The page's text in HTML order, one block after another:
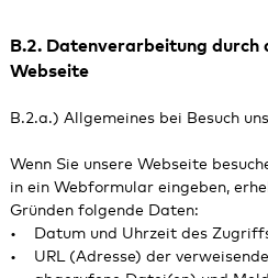
B.2. Datenverarbeitung durch
Webseite
B.2.a.) Allgemeines bei Besuch
Wenn Sie unsere Webseite
in ein Webformular eingeben,
Gründen folgende Daten:
• Datum und Uhrzeit des
• URL (Adresse) der